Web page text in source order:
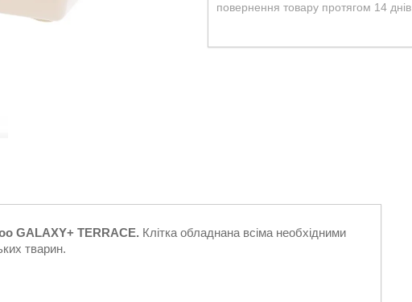
повернення товару протягом 14 днів
GALAXY+ TERRACE. Клітка обладнана всіма необхідними
тварин.